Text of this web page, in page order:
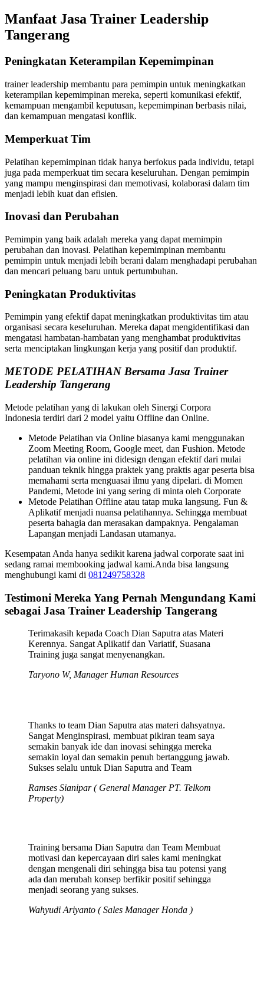
Manfaat Jasa Trainer Leadership
Tangerang
Peningkatan Keterampilan Kepemimpinan
trainer leadership membantu para pemimpin untuk meningkatkan
keterampilan kepemimpinan mereka, seperti komunikasi efektif,
kemampuan mengambil keputusan, kepemimpinan berbasis nilai,
dan kemampuan mengatasi konflik.
Memperkuat Tim
Pelatihan kepemimpinan tidak hanya berfokus pada individu, tetapi
juga pada memperkuat tim secara keseluruhan. Dengan pemimpin
yang mampu menginspirasi dan memotivasi, kolaborasi dalam tim
menjadi lebih kuat dan efisien.
Inovasi dan Perubahan
Pemimpin yang baik adalah mereka yang dapat memimpin
perubahan dan inovasi. Pelatihan kepemimpinan membantu
pemimpin untuk menjadi lebih berani dalam menghadapi perubahan
dan mencari peluang baru untuk pertumbuhan.
Peningkatan Produktivitas
Pemimpin yang efektif dapat meningkatkan produktivitas tim atau
organisasi secara keseluruhan. Mereka dapat mengidentifikasi dan
mengatasi hambatan-hambatan yang menghambat produktivitas
serta menciptakan lingkungan kerja yang positif dan produktif.
METODE PELATIHAN Bersama Jasa Trainer
Leadership Tangerang
Metode pelatihan yang di lakukan oleh Sinergi Corpora
Indonesia terdiri dari 2 model yaitu Offline dan Online.
Metode Pelatihan via Online biasanya kami menggunakan
Zoom Meeting Room, Google meet, dan Fushion. Metode
pelatihan via online ini didesign dengan efektif dari mulai
panduan teknik hingga praktek yang praktis agar peserta bisa
memahami serta menguasai ilmu yang dipelari. di Momen
Pandemi, Metode ini yang sering di minta oleh Corporate
Metode Pelatihan Offline atau tatap muka langsung. Fun &
Aplikatif menjadi nuansa pelatihannya. Sehingga membuat
peserta bahagia dan merasakan dampaknya. Pengalaman
Lapangan menjadi Landasan utamanya.
Kesempatan Anda hanya sedikit karena jadwal corporate saat ini
sedang ramai membooking jadwal kami.Anda bisa langsung
menghubungi kami di 081249758328
Testimoni Mereka Yang Pernah Mengundang Kami
sebagai Jasa Trainer Leadership Tangerang
Terimakasih kepada Coach Dian Saputra atas Materi
Kerennya. Sangat Aplikatif dan Variatif, Suasana
Training juga sangat menyenangkan.
Taryono W, Manager Human Resources
Thanks to team Dian Saputra atas materi dahsyatnya.
Sangat Menginspirasi, membuat pikiran team saya
semakin banyak ide dan inovasi sehingga mereka
semakin loyal dan semakin penuh bertanggung jawab.
Sukses selalu untuk Dian Saputra and Team
Ramses Sianipar ( General Manager PT. Telkom
Property)
Training bersama Dian Saputra dan Team Membuat
motivasi dan kepercayaan diri sales kami meningkat
dengan mengenali diri sehingga bisa tau potensi yang
ada dan merubah konsep berfikir positif sehingga
menjadi seorang yang sukses.
Wahyudi Ariyanto ( Sales Manager Honda )